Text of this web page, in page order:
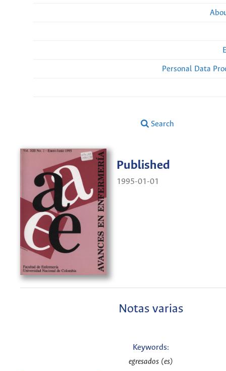
Personal Data
Search
Published
1995-01-01
Notas varias
Keywords:
egresados (es)